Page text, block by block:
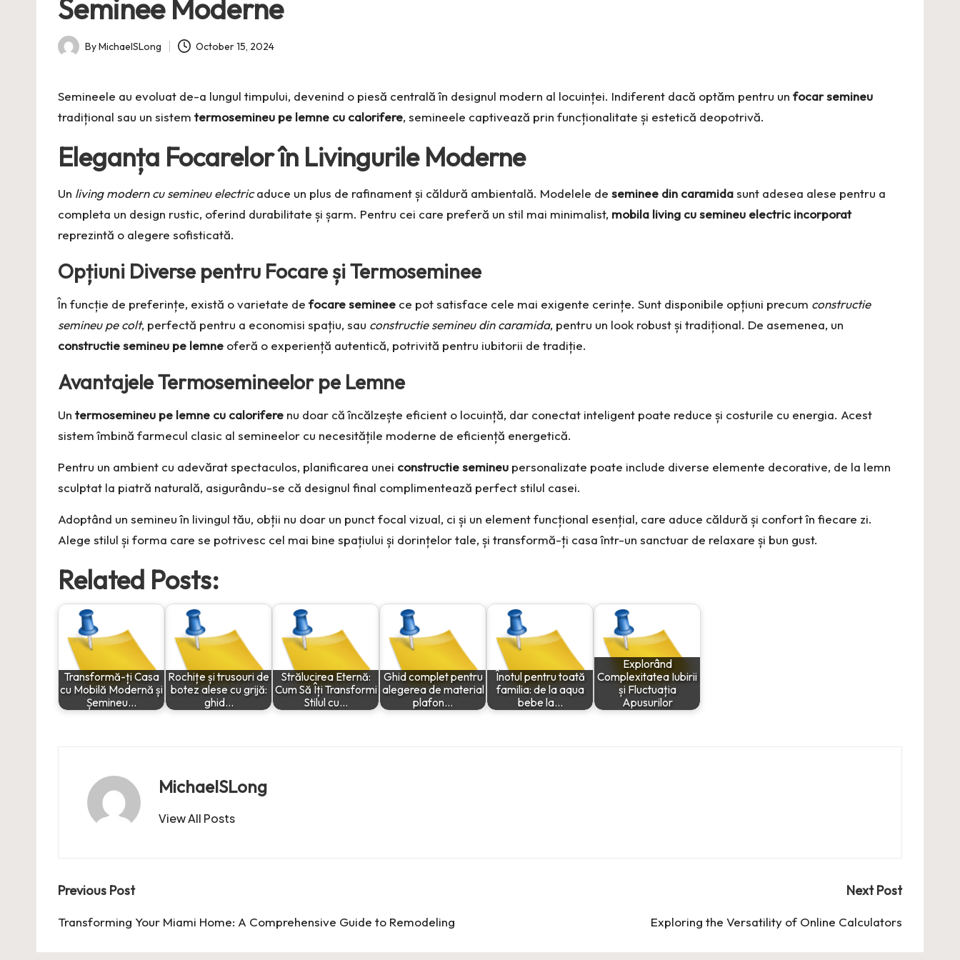
Seminee Moderne
Posted
ByMichaelSLong October 15, 2024
Semineele au evoluat de-a lungul timpului, devenind o piesă centrală în designul modern al locuinței. Indiferent dacă optăm pentru un focar semineu
tradițional sau un sistem termosemineu pe lemne cu calorifere, semineele captivează prin funcționalitate și estetică deopotrivă.
Eleganța Focarelor în Livingurile Moderne
Un living modern cu semineu electricaduce un plus de rafinament și căldură ambientală. Modelele de seminee din caramidasunt adesea alese pentru a
completa un design rustic, oferind durabilitate și șarm. Pentru cei care preferă un stil mai minimalist, mobila living cu semineu electric incorporat
reprezintă o alegere sofisticată.
Opțiuni Diverse pentru Focare și Termoseminee
În funcție de preferințe, există o varietate de focare seminee ce pot satisface cele mai exigente cerințe. Sunt disponibile opțiuni precum constructie
semineu pe colt, perfectă pentru a economisi spațiu, sau constructie semineu din caramida, pentru un look robust și tradițional. De asemenea, un
constructie semineu pe lemne oferă o experiență autentică, potrivită pentru iubitorii de tradiție.
Avantajele Termosemineelor pe Lemne
Un termosemineu pe lemne cu calorifere nu doar că încălzește eficient o locuință, dar conectat inteligent poate reduce și costurile cu energia. Acest
sistem îmbină farmecul clasic al semineelor cu necesitățile moderne de eficiență energetică.
Pentru un ambient cu adevărat spectaculos, planificarea unei constructie semineu personalizate poate include diverse elemente decorative, de la lemn
sculptat la piatră naturală, asigurându-se că designul final complimentează perfect stilul casei.
Adoptând un semineu în livingul tău, obții nu doar un punct focal vizual, ci și un element funcțional esențial, care aduce căldură și confort în fiecare zi.
Alege stilul și forma care se potrivesc cel mai bine spațiului și dorințelor tale, și transformă-ți casa într-un sanctuar de relaxare și bun gust.
Related Posts:
Transformă-ți Casa
cu Mobilă Modernă și
Șemineu…
Rochițe și trusouri de
botez alese cu grijă:
ghid…
Strălucirea Eternă:
Cum Să Îți Transformi
Stilul cu…
Ghid complet pentru
alegerea de material
plafon…
Înotul pentru toată
familia: de la aqua
bebe la…
Explorând
Complexitatea Iubirii
și Fluctuația
Apusurilor
MichaelSLong
View All Posts
Post
navigation
Previous Post
Transforming Your Miami Home: A Comprehensive Guide to Remodeling
Next Post
Exploring the Versatility of Online Calculators